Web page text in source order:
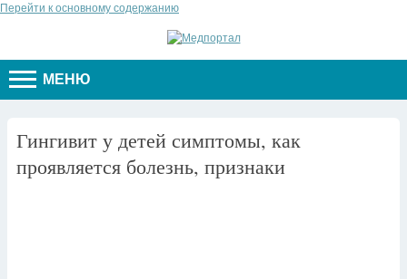
Перейти к основному содержанию
МЕНЮ
Гингивит у детей симптомы, как
проявляется болезнь, признаки